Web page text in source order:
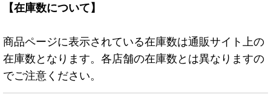
【在庫数について】
商品ページに表示されている在庫数は通販サイト上の
在庫数となります。各店舗の在庫数とは異なりますの
でご注意ください。